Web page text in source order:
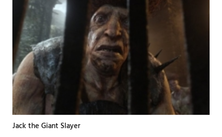
Jack the Giant Slayer